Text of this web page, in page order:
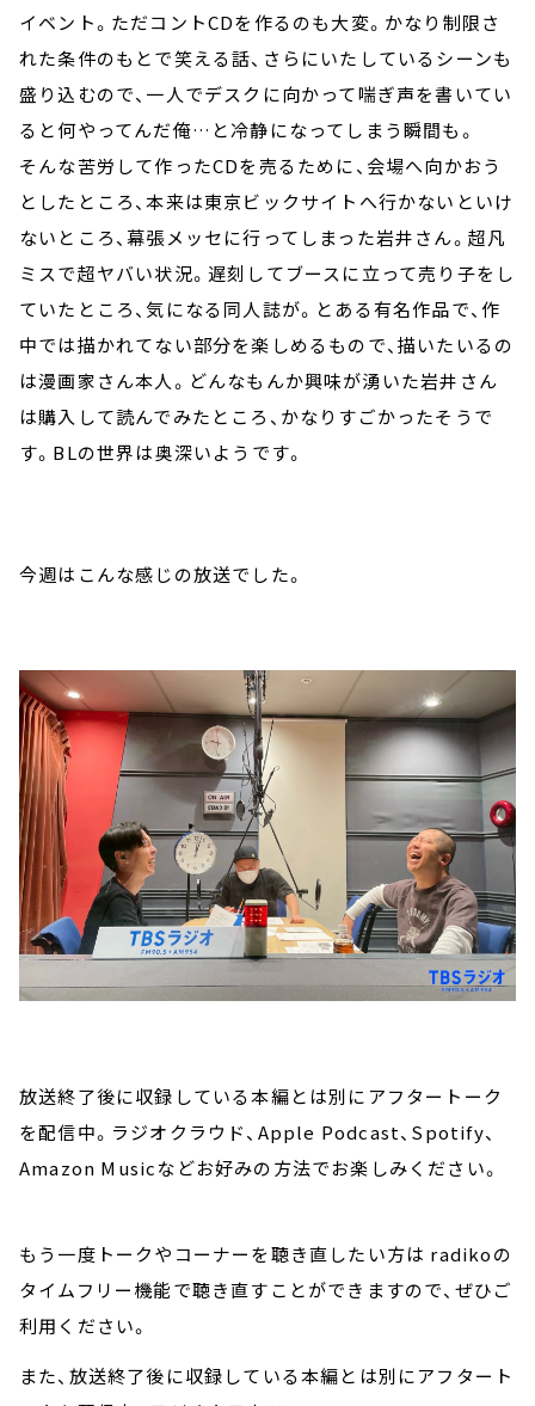
イベント。ただコントCDを作るのも大変。かなり制限さ
れた条件のもとで笑える話、さらにいたしているシーンも
盛り込むので、一人でデスクに向かって喘ぎ声を書いてい
ると何やってんだ俺…と冷静になってしまう瞬間も。
そんな苦労して作ったCDを売るために、会場へ向かおう
としたところ、本来は東京ビックサイトへ行かないといけ
ないところ、幕張メッセに行ってしまった岩井さん。超凡
ミスで超ヤバい状況。遅刻してブースに立って売り子をし
ていたところ、気になる同人誌が。とある有名作品で、作
中では描かれてない部分を楽しめるもので、描いたいるの
は漫画家さん本人。どんなもんか興味が湧いた岩井さん
は購入して読んでみたところ、かなりすごかったそうで
す。BLの世界は奥深いようです。
今週はこんな感じの放送でした。
放送終了後に収録している本編とは別にアフタートーク
を配信中。ラジオクラウド、Apple Podcast、Spotify、
Amazon Musicなどお好みの方法でお楽しみください。
もう一度トークやコーナーを聴き直したい方は radikoの
タイムフリー機能で聴き直すことができますので、ぜひご
利用ください。
また、放送終了後に収録している本編とは別にアフタート